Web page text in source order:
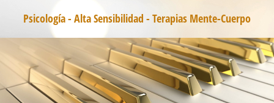
Psicología - Alta Sensibilidad - Terapias Mente-Cuerpo